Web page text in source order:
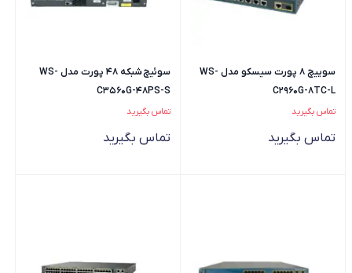
سوییچ 8 پورت سیسکو مدل WS-
C2960G-8TC-L
تماس بگیرید
تماس بگیرید
سوئیچ شبکه 48 پورت مدل WS-
C3560G-48PS-S
تماس بگیرید
تماس بگیرید